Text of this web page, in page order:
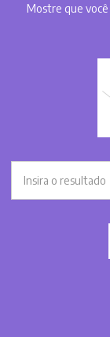
Mostre que